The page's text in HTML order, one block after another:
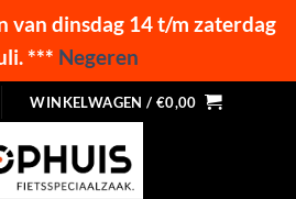
van dinsdag 14 t/m zaterdag
*** Negeren
WINKELWAGEN / €0,00